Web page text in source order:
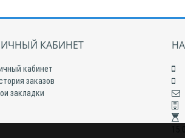
КАБИНЕТ
кабинет
заказов
закладки